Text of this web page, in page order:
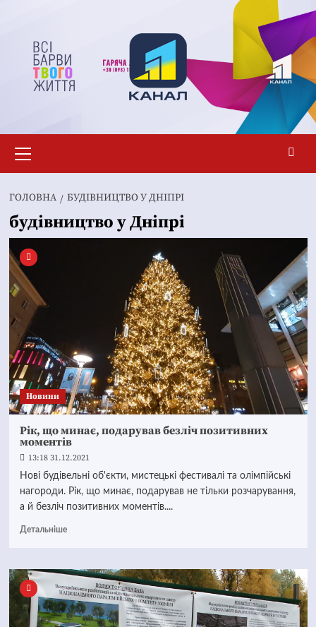
вмісту
меню
ГОЛОВНА БУДІВНИЦТВО У ДНІПРІ
будівництво у Дніпрі
Новини
Рік, що минає, подарував безліч позитивних
моментів
13:18 31.12.2021
Нові будівельні об'єкти, мистецькі фестивалі та олімпійські
нагороди. Рік, що минає, подарував не тільки розчарування,
а й безліч позитивних моментів....
Детальніше